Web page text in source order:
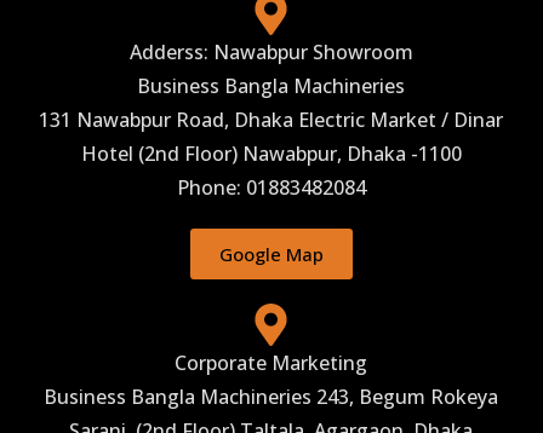
Adderss: Nawabpur Showroom
Business Bangla Machineries
131 Nawabpur Road, Dhaka Electric Market / Dinar
Hotel (2nd Floor) Nawabpur, Dhaka -1100
Phone: 01883482084
Google Map
Corporate Marketing
Business Bangla Machineries 243, Begum Rokeya